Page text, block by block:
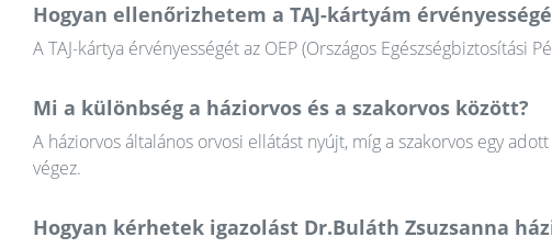
Hogyan ellenőrizhetem a TAJ-kártyám
A TAJ-kártya érvényességét az OEP (Országos
Mi a különbség a háziorvos és a szakorvos között?
A háziorvos általános orvosi ellátást nyújt, míg a szakorvos egy
végez.
Hogyan kérhetek igazolást Dr.Buláth Zsuzsanna